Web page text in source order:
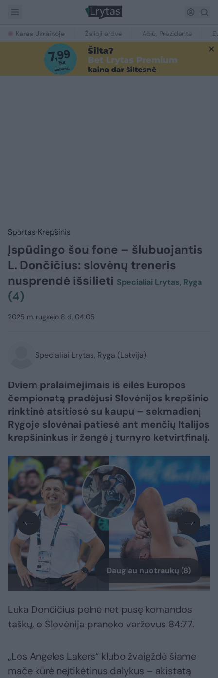
Karas Ukrainoje Žalioji erdvė Ačiū, Prezidente
Sportas Krepšinis
Įspūdingo šou fone – šlubuojantis
L. Dončičius: slovėnų treneris
nusprendė išsilieti Specialiai Lrytas, Ryga
(4)
2025 m. rugsėjo 8 d. 04:05
Specialiai Lrytas, Ryga (Latvija)
Dviem pralaimėjimais iš eilės Europos
čempionatą pradėjusi Slovėnijos krepšinio
rinktinė atsitiesė su kaupu – sekmadienį
Rygoje slovėnai patiesė ant menčių Italijos
krepšininkus ir žengė į turnyro ketvirtfinalį.
Daugiau nuotraukų (8)
Luka Dončičius pelnė net pusę komandos
taškų, o Slovėnija pranoko varžovus 84:77.
„Los Angeles Lakers“ klubo žvaigždė šiame
mače kūrė neįtikėtinus dalykus – akistatą